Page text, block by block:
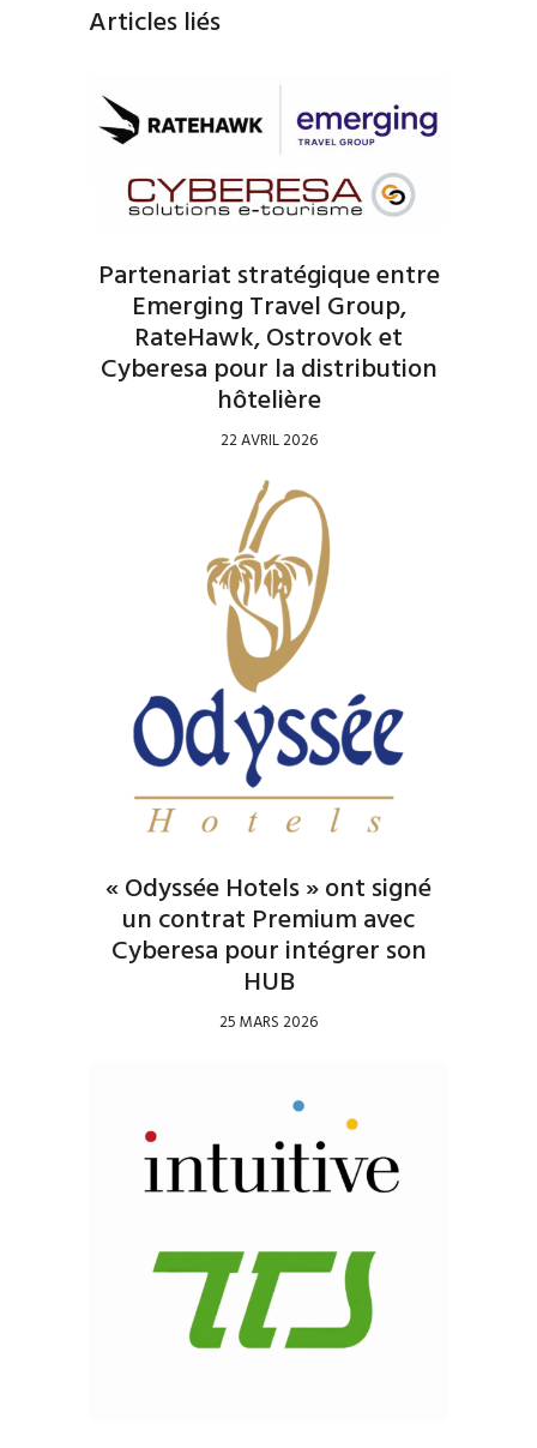
Articles liés
Partenariat stratégique entre
Emerging Travel Group,
RateHawk, Ostrovok et
Cyberesa pour la distribution
hôtelière
22 AVRIL 2026
« Odyssée Hotels » ont signé
un contrat Premium avec
Cyberesa pour intégrer son
HUB
25 MARS 2026